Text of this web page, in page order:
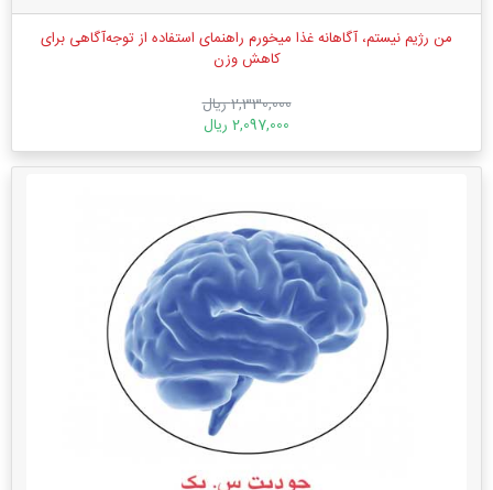
من رژیم نیستم، آگاهانه غذا میخورم راهنمای استفاده از توجه‌آگاهی برای
کاهش وزن
2,330,000 ریال
2,097,000 ریال